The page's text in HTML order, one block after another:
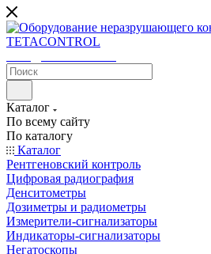
Каталог
По всему сайту
По каталогу
Каталог
Рентгеновский контроль
Цифровая радиография
Денситометры
Дозиметры и радиометры
Измерители-сигнализаторы
Индикаторы-сигнализаторы
Негатоскопы